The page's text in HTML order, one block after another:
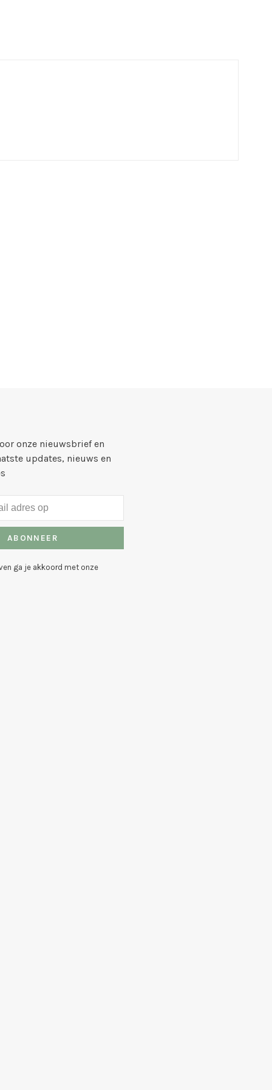
onze nieuwsbrief en
updates, nieuws en
ABONNEER
ga je akkoord met onze